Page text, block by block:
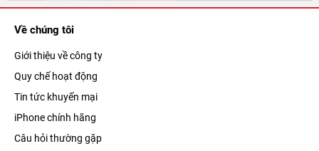
Về chúng tôi
Giới thiệu về công ty
Quy chế hoạt động
Tin tức khuyến mại
iPhone chính hãng
Câu hỏi thường gặp